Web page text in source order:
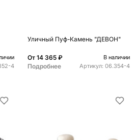
4
Уличный Пуф-Камень "ДЕВОН"
От 14 365 ₽ В наличии
Подробнее Артикул: 06.354-4